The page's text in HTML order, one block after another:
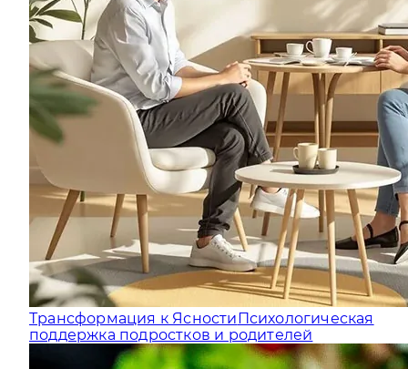
Трансформация к ЯсностиПсихологическая
поддержка подростков и родителей